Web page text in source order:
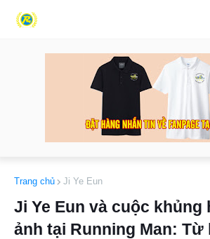
Trang chủ Ji Ye Eun
Ji Ye Eun và cuộc khủng
ảnh tại Running Man: Từ